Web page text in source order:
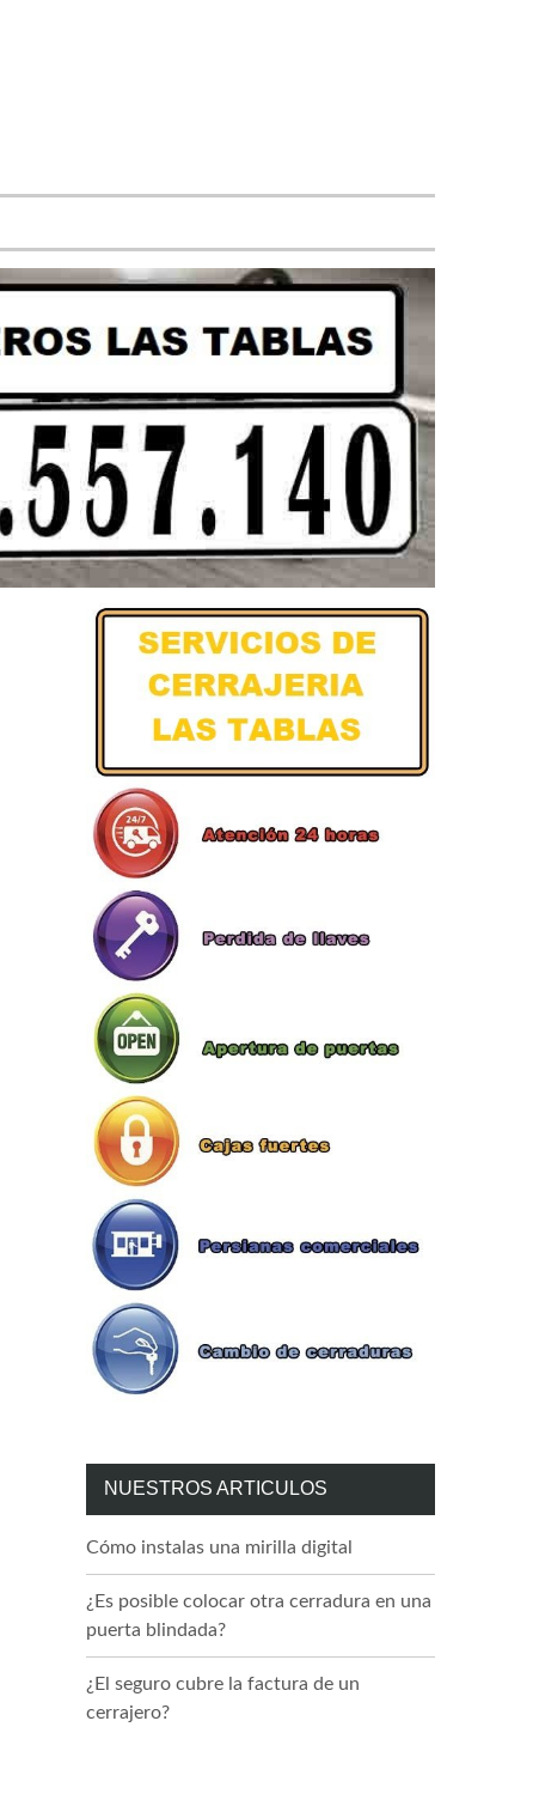
NUESTROS ARTICULOS
Cómo instalas una mirilla digital
¿Es posible colocar otra cerradura en una
puerta blindada?
¿El seguro cubre la factura de un
cerrajero?